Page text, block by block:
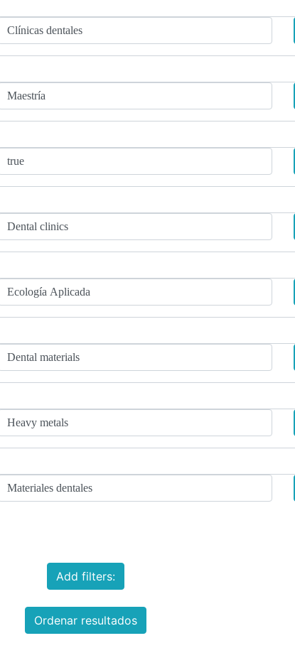
Add filters:
Ordenar resultados